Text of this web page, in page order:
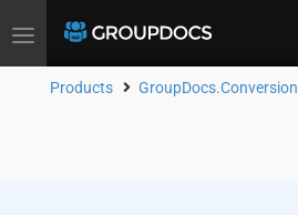
Toggle
Products GroupDocs.Conversion